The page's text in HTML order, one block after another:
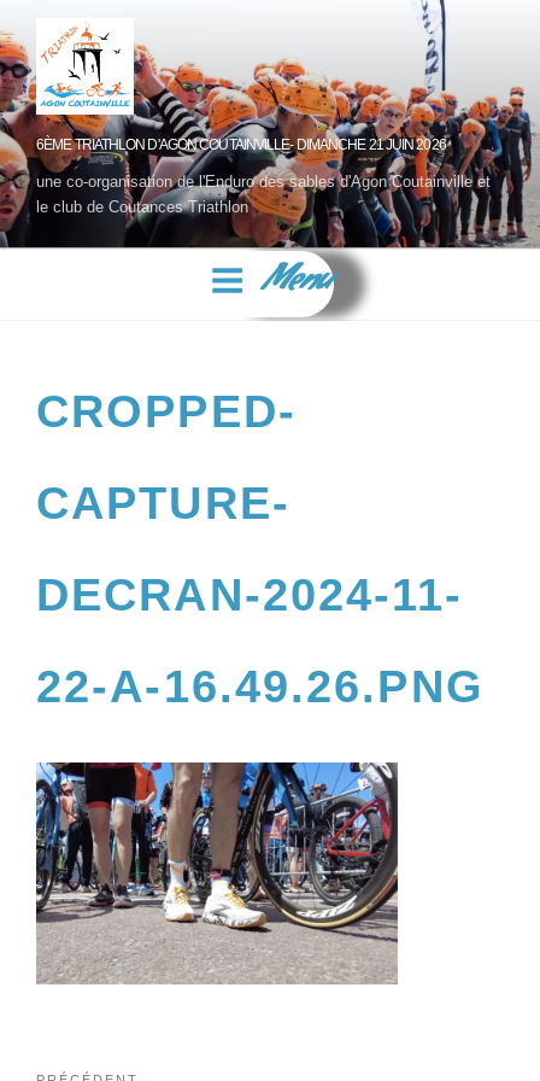
6ÈME TRIATHLON D'AGON COUTAINVILLE- DIMANCHE 21 JUIN 2026
une co-organisation de l'Enduro des sables d'Agon Coutainville et
le club de Coutances Triathlon
Menu
CROPPED-
CAPTURE-
DECRAN-2024-11-
22-A-16.49.26.PNG